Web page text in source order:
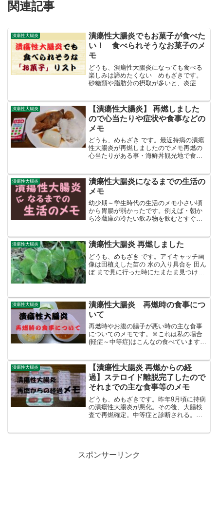
関連記事
潰瘍性大腸炎
潰瘍性大腸炎でもお菓子が食べた
い！ 食べられそうなお菓子のメ
モ
どうも、潰瘍性大腸炎になっても食べる
楽しみは諦めたくない めもざきです。
砂糖類や脂肪分の摂取が多いと、炎症性
悪化させない為には、それらが多く含ま
れている事が多い「お菓子...
潰瘍性大腸炎
【潰瘍性大腸炎】 再燃しました
ので心当たりや症状や食事などの
メモ
どうも、めもざき です。最近持病の潰瘍
性大腸炎が再燃しましたのでメモ再燃の
心当たりがある事・海鮮丼観光地で食べ
ど無理して半分以上食べてしまった、あ
と海藻も硬かった。他の...
潰瘍性大腸炎
潰瘍性大腸炎になるまでの生活の
メモ
幼少期～学生時代の生活のメモ小さい頃
から胃腸が弱かったです。例えば・朝か
ら冷蔵庫の冷たい飲み物を飲むとすぐお
のメモ・小売店で仕事・睡眠時間７時間
前後（だいたい8時起床、...
潰瘍性大腸炎 潰瘍性大腸炎 再燃しました
どうも、めもざき です。アイキャッチ画
像は田植えした苗の 水の入り具合を 田ん
ぼ まで見に行った時にたまたま見つけた
ぁ。冒頭から...
潰瘍性大腸炎
潰瘍性大腸炎 再燃時の食事につ
いて
再燃時やお腹の腸子が悪い時の主な食事
についてのメモです。※これは私の場合
(軽症～中等症)はこんなの食べていますよ
す。ダメな時はダメです、、、食べ物の
合う、合わないは個人差...
潰瘍性大腸炎
【潰瘍性大腸炎 再燃からの経
過】ステロイド離脱完了したので
それまでの主な食事等のメモ
どうも、めもざきです。昨年9月頃に持病
の潰瘍性大腸炎が悪化。その後、大腸検
査で再燃確定。中等症と診断される。再
スポンサーリンク